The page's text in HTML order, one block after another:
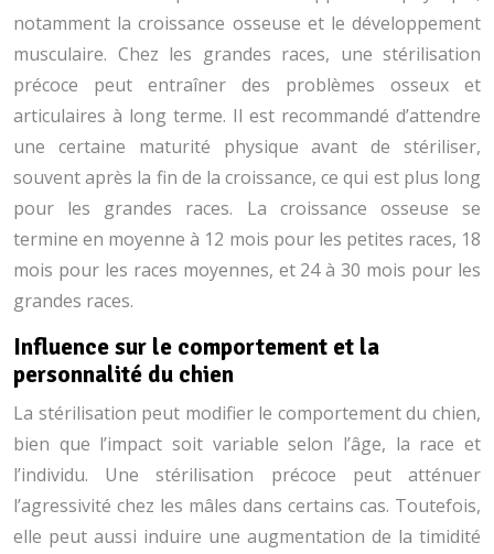
notamment la croissance osseuse et le développement
musculaire. Chez les grandes races, une stérilisation
précoce peut entraîner des problèmes osseux et
articulaires à long terme. Il est recommandé d’attendre
une certaine maturité physique avant de stériliser,
souvent après la fin de la croissance, ce qui est plus long
pour les grandes races. La croissance osseuse se
termine en moyenne à 12 mois pour les petites races, 18
mois pour les races moyennes, et 24 à 30 mois pour les
grandes races.
Influence sur le comportement et la
personnalité du chien
La stérilisation peut modifier le comportement du chien,
bien que l’impact soit variable selon l’âge, la race et
l’individu. Une stérilisation précoce peut atténuer
l’agressivité chez les mâles dans certains cas. Toutefois,
elle peut aussi induire une augmentation de la timidité